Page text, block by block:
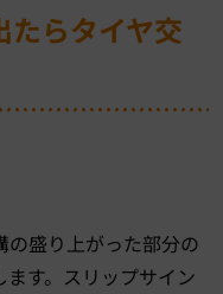
たらタイヤ交
の盛り上がった部分の
す。スリップサイン